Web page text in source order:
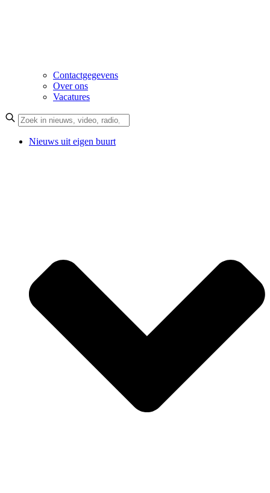
Contactgegevens
Over ons
Vacatures
Nieuws uit eigen buurt